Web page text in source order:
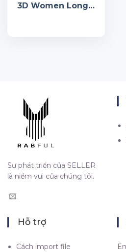
3D Women Long Cardigan
Sự phát triển của SELLER
là niềm vui của chúng tôi.
Hỗ trợ
Cách import file